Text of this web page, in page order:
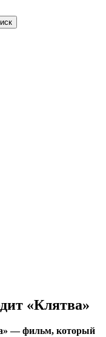
«Клятва»
— фильм, который